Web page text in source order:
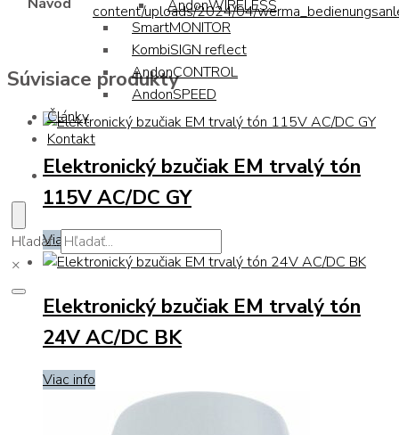
AndonWIRELESS
SmartMONITOR
KombiSIGN reflect
AndonCONTROL
AndonSPEED
Články
Kontakt
Hľadať...
×
content/uploads/2024/04/
Súvisiace produkty
Elektronický bzučiak EM trvalý tón
115V AC/DC GY
Viac info
Elektronický bzučiak EM trvalý tón
24V AC/DC BK
Viac info